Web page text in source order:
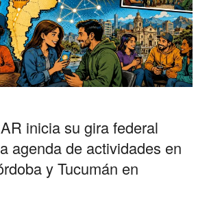
inicia su gira federal
agenda de actividades en
y Tucumán en